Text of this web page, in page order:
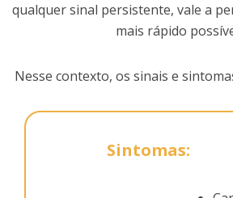
qualquer sinal persistente, vale a
mais rápido
Nesse contexto, os sinais e
Sintomas: